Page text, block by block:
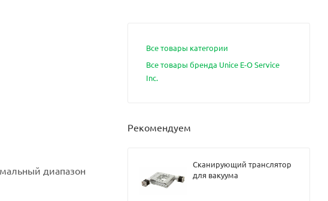
диапазон
Все товары категории
Все товары бренда Unice E-O Service
Inc.
Рекомендуем
Сканирующий транслятор
для вакуума